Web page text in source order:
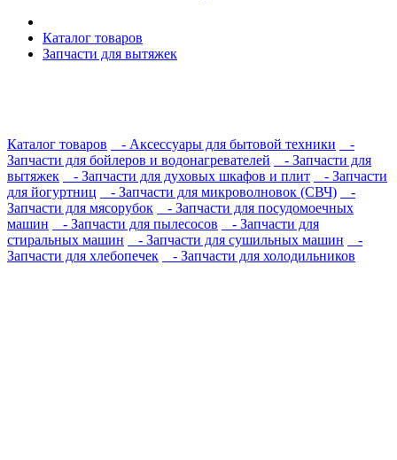
Каталог товаров
Запчасти для вытяжек
Каталог товаров - Аксессуары для бытовой техники
-
Запчасти для бойлеров и водонагревателей
- Запчасти для
вытяжек
- Запчасти для духовых шкафов и плит
- Запчасти
для йогуртниц
- Запчасти для микроволновок (СВЧ)
-
Запчасти для мясорубок
- Запчасти для посудомоечных
машин
- Запчасти для пылесосов
- Запчасти для
стиральных машин
- Запчасти для сушильных машин
-
Запчасти для хлебопечек
- Запчасти для холодильников